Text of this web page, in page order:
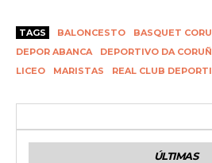
TAGS BALONCESTO BASQUET
DEPOR ABANCA
DEPORTIVO DA
LICEO
MARISTAS REAL CLUB
ÚLTIMAS